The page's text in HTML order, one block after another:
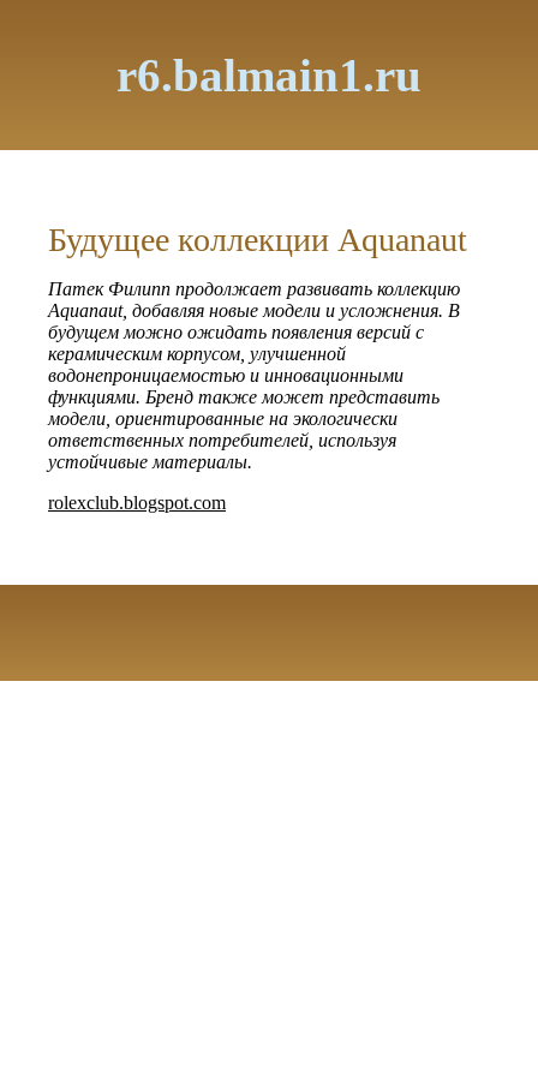
r6.balmain1.ru
Будущее коллекции Aquanaut
Патек Филипп продолжает развивать коллекцию
Aquanaut, добавляя новые модели и усложнения. В
будущем можно ожидать появления версий с
керамическим корпусом, улучшенной
водонепроницаемостью и инновационными
функциями. Бренд также может представить
модели, ориентированные на экологически
ответственных потребителей, используя
устойчивые материалы.
rolexclub.blogspot.com